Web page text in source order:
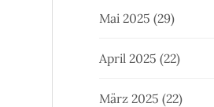
Mai 2025 (29)
April 2025 (22)
März 2025 (22)